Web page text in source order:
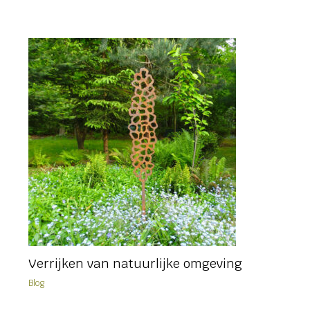
Verrijken van natuurlijke omgeving
Blog